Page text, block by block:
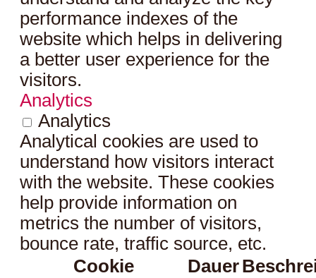
performance indexes of the
website which helps in delivering
a better user experience for the
visitors.
Analytics
Analytics
Analytical cookies are used to
understand how visitors interact
with the website. These cookies
help provide information on
metrics the number of visitors,
bounce rate, traffic source, etc.
Cookie
Dauer